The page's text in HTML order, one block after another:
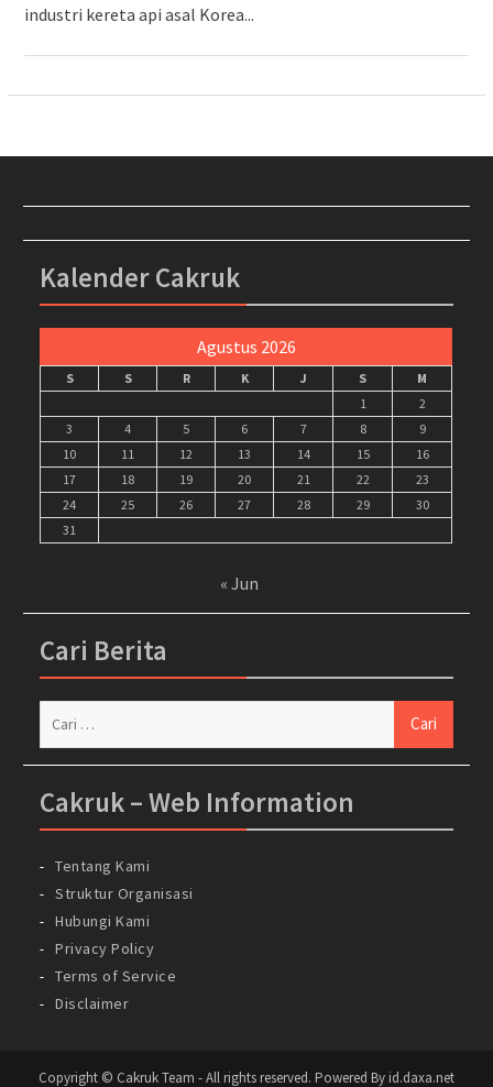
industri kereta api asal Korea...
Kalender Cakruk
Agustus 2026
S S R K J S
M
1
2
3
4 5 6 7 8
9
10
11 12 13 14 15
16
17
18 19 20 21 22
23
24
25 26 27 28 29
30
31
« Jun
Cari Berita
Cakruk – Web Information
Tentang Kami
Struktur Organisasi
Hubungi Kami
Privacy Policy
Terms of Service
Disclaimer
Copyright © Cakruk Team - All rights reserved. Powered By id.daxa.net